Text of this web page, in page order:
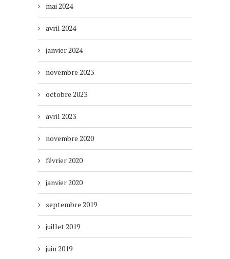
mai 2024
avril 2024
janvier 2024
novembre 2023
octobre 2023
avril 2023
novembre 2020
février 2020
janvier 2020
septembre 2019
juillet 2019
juin 2019